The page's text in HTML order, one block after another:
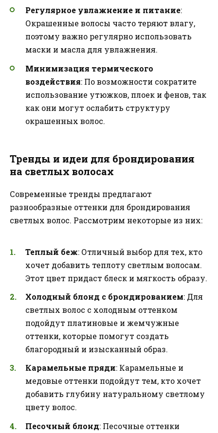
Регулярное увлажнение и питание:
Окрашенные волосы часто теряют влагу,
поэтому важно регулярно использовать
маски и масла для увлажнения.
Минимизация термического
воздействия: По возможности сократите
использование утюжков, плоек и фенов, так
как они могут ослабить структуру
окрашенных волос.
Тренды и идеи для брондирования
на светлых волосах
Современные тренды предлагают
разнообразные оттенки для брондирования
светлых волос. Рассмотрим некоторые из них:
Теплый беж: Отличный выбор для тех, кто
хочет добавить теплоту светлым волосам.
Этот цвет придаст блеск и мягкость образу.
Холодный блонд с брондированием: Для
светлых волос с холодным оттенком
подойдут платиновые и жемчужные
оттенки, которые помогут создать
благородный и изысканный образ.
Карамельные пряди: Карамельные и
медовые оттенки подойдут тем, кто хочет
добавить глубину натуральному светлому
цвету волос.
Песочный блонд: Песочные оттенки